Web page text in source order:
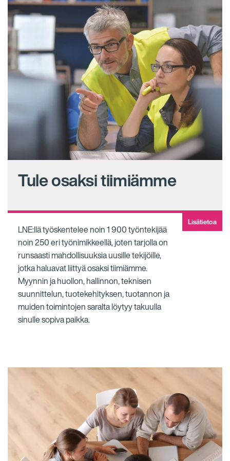
Tule osaksi tiimiämme
LNE:llä työskentelee noin 1 900 työntekijää
noin 250 eri työnimikkeellä, joten tarjolla on
runsaasti mahdollisuuksia uusille tekijöille,
jotka haluavat liittyä osaksi tiimiämme.
Myynnin ja huollon, hallinnon, teknisen
suunnittelun, tuotekehityksen, tuotannon ja
muiden toimintojen saralta löytyy takuulla
sinulle sopiva paikka.
Lisätietoa